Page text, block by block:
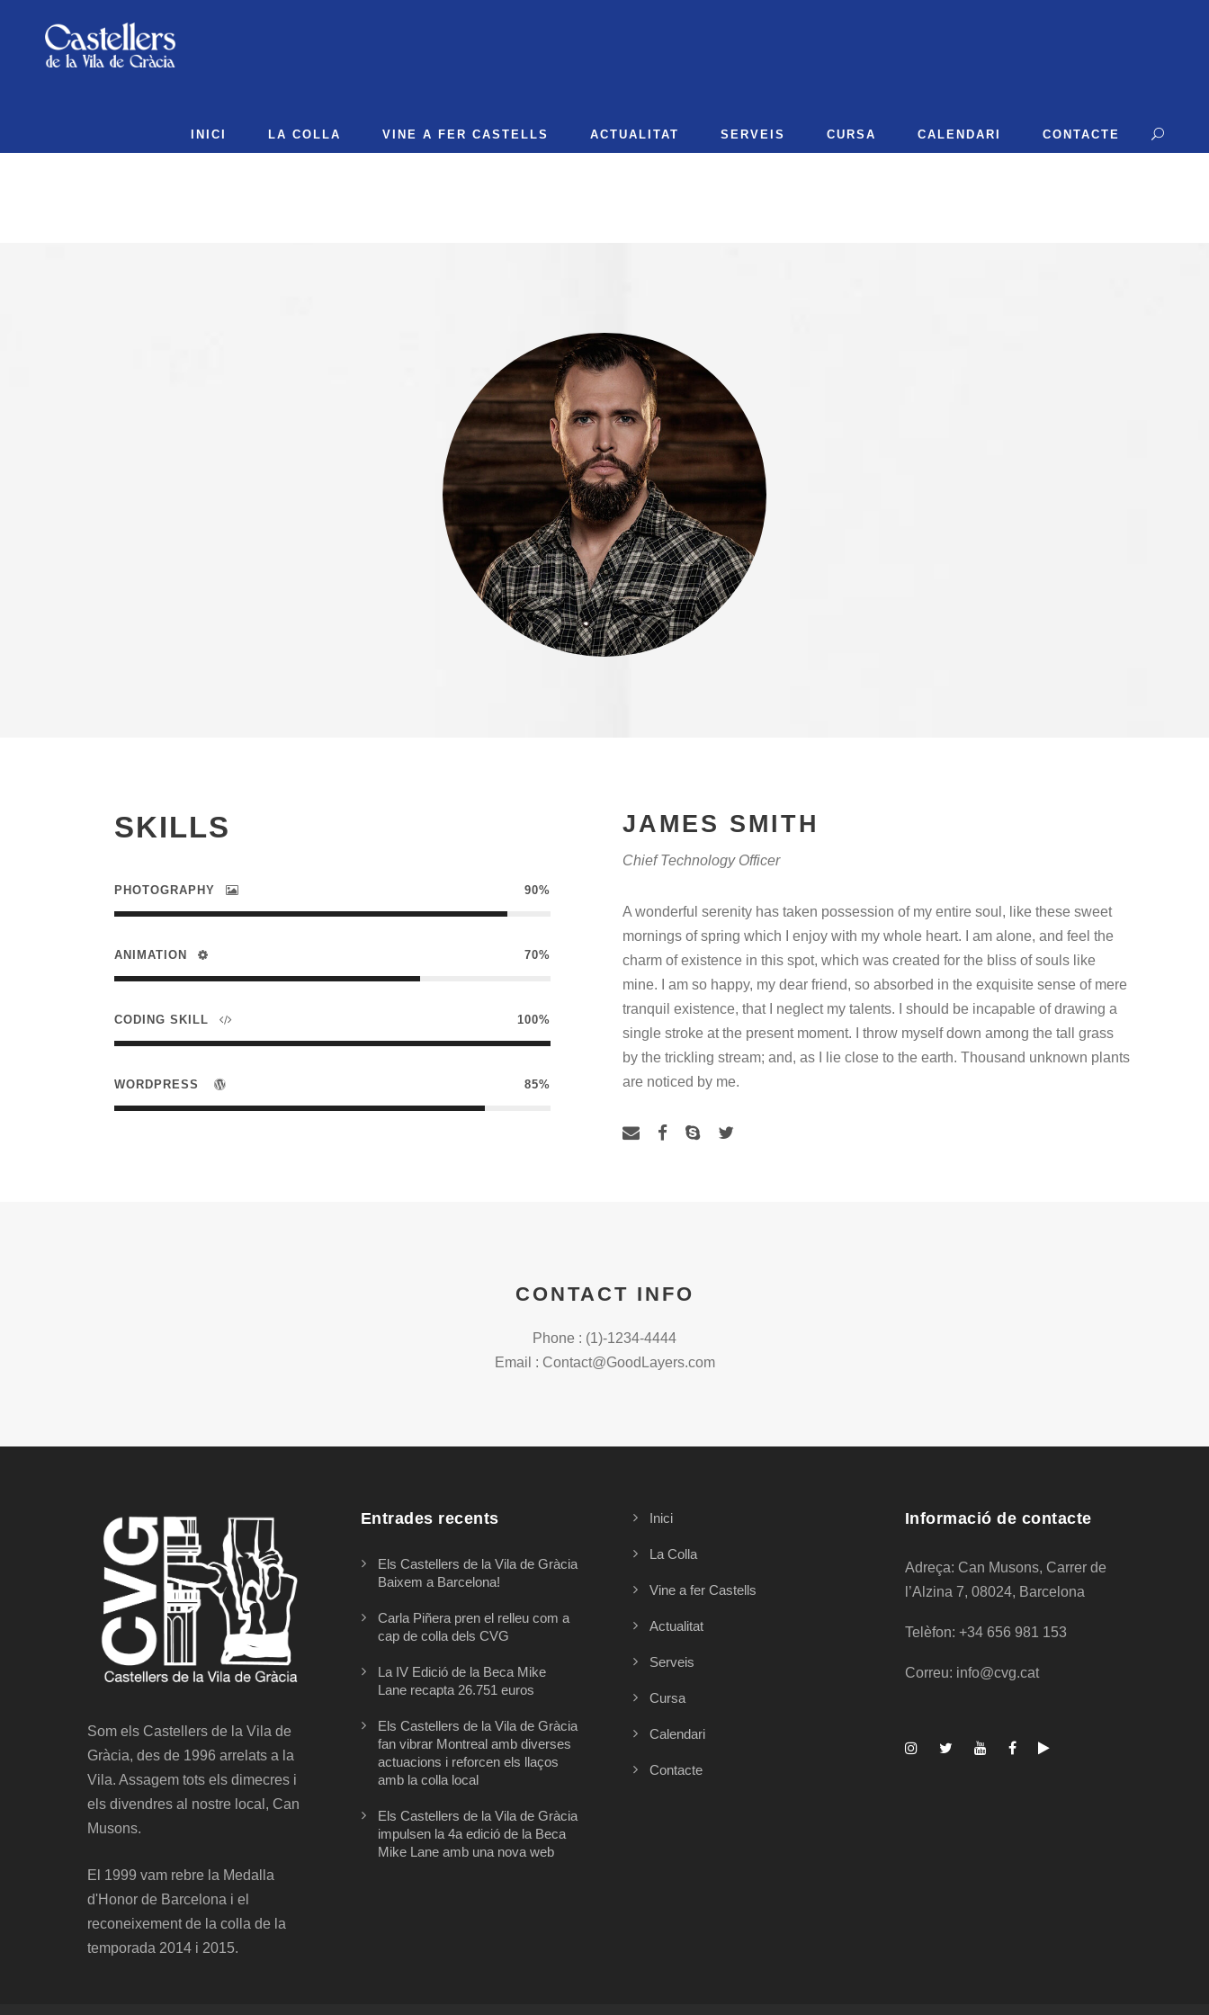
INICI LA COLLA VINE A FER CASTELLS ACTUALITAT SERVEIS CURSA CALENDARI CONTACTE
SKILLS
PHOTOGRAPHY 90%
ANIMATION 70%
CODING SKILL 100%
WORDPRESS 85%
JAMES SMITH
Chief Technology Officer
A wonderful serenity has taken possession of my entire soul, like these sweet
mornings of spring which I enjoy with my whole heart. I am alone, and feel the
charm of existence in this spot, which was created for the bliss of souls like
mine. I am so happy, my dear friend, so absorbed in the exquisite sense of mere
tranquil existence, that I neglect my talents. I should be incapable of drawing a
single stroke at the present moment. I throw myself down among the tall grass
by the trickling stream; and, as I lie close to the earth. Thousand unknown plants
are noticed by me.
CONTACT INFO
Phone : (1)-1234-4444
Email : Contact@GoodLayers.com
Som els Castellers de la Vila de
Gràcia, des de 1996 arrelats a la
Vila. Assagem tots els dimecres i
els divendres al nostre local, Can
Musons.
El 1999 vam rebre la Medalla
d'Honor de Barcelona i el
reconeixement de la colla de la
temporada 2014 i 2015.
Entrades recents
Els Castellers de la Vila de Gràcia
Baixem a Barcelona!
Carla Piñera pren el relleu com a
cap de colla dels CVG
La IV Edició de la Beca Mike
Lane recapta 26.751 euros
Els Castellers de la Vila de Gràcia
fan vibrar Montreal amb diverses
actuacions i reforcen els llaços
amb la colla local
Els Castellers de la Vila de Gràcia
impulsen la 4a edició de la Beca
Mike Lane amb una nova web
Inici
La Colla
Vine a fer Castells
Actualitat
Serveis
Cursa
Calendari
Contacte
Informació de contacte
Adreça: Can Musons, Carrer de
l’Alzina 7, 08024, Barcelona
Telèfon: +34 656 981 153
Correu: info@cvg.cat